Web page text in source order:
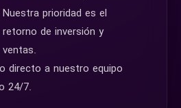
Nuestra prioridad es el
retorno de inversión y
ventas.
directo a nuestro equipo
24/7.